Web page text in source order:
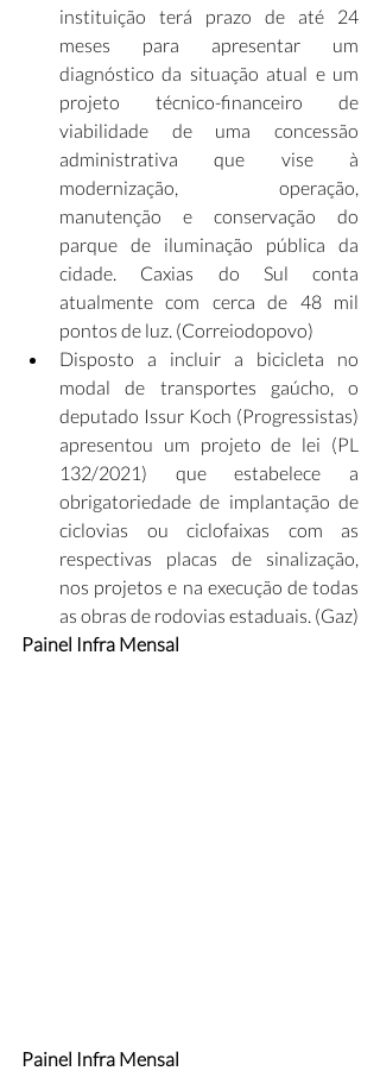
instituição terá prazo de até 24
meses para apresentar um
diagnóstico da situação atual e um
projeto técnico-financeiro de
viabilidade de uma concessão
administrativa que vise à
modernização, operação,
manutenção e conservação do
parque de iluminação pública da
cidade. Caxias do Sul conta
atualmente com cerca de 48 mil
pontos de luz. (Correiodopovo)
Disposto a incluir a bicicleta no
modal de transportes gaúcho, o
deputado Issur Koch (Progressistas)
apresentou um projeto de lei (PL
132/2021) que estabelece a
obrigatoriedade de implantação de
ciclovias ou ciclofaixas com as
respectivas placas de sinalização,
nos projetos e na execução de todas
as obras de rodovias estaduais. (Gaz)
Painel Infra Mensal
Painel Infra Mensal